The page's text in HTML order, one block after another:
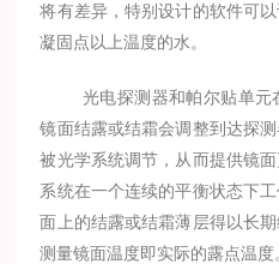
将有差异，特别设计的软件可
凝固点以上温度的水。
光电探测器和帕尔贴单元
镜面结露或结霜会调整到达探
被光学系统调节，从而提供镜
系统在一个连续的平衡状态下
面上的结露或结霜薄层得以长
测量镜面温度即实际的露点温度